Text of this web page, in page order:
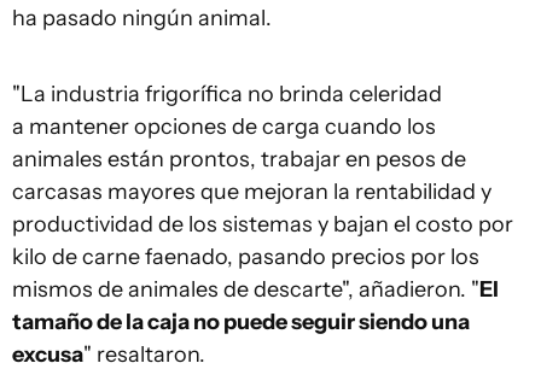
ha pasado ningún animal.
"La industria frigorífica no brinda celeridad
a mantener opciones de carga cuando los
animales están prontos, trabajar en pesos de
carcasas mayores que mejoran la rentabilidad y
productividad de los sistemas y bajan el costo por
kilo de carne faenado, pasando precios por los
mismos de animales de descarte", añadieron. "El
tamaño de la caja no puede seguir siendo una
excusa" resaltaron.